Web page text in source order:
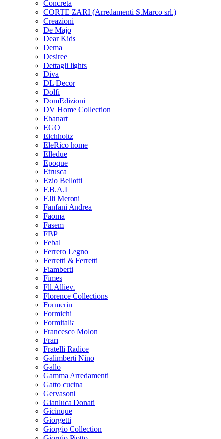
Concreta
CORTE ZARI (Arredamenti S.Marco srl.)
Creazioni
De Majo
Dear Kids
Dema
Desiree
Dettagli lights
Diva
DL Decor
Dolfi
DomEdizioni
DV Home Collection
Ebanart
EGO
Eichholtz
EleRico home
Elledue
Epoque
Etrusca
Ezio Bellotti
F.B.A.I
F.lli Meroni
Fanfani Andrea
Faoma
Fasem
FBP
Febal
Ferrero Legno
Ferretti & Ferretti
Fiamberti
Fimes
Fll.Allievi
Florence Collections
Formerin
Formichi
Formitalia
Francesco Molon
Frari
Fratelli Radice
Galimberti Nino
Gallo
Gamma Arredamenti
Gatto cucina
Gervasoni
Gianluca Donati
Gicinque
Giorgetti
Giorgio Collection